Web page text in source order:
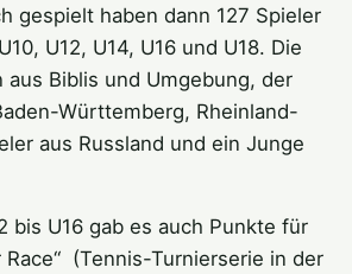
gespielt haben dann 127 Spieler
U12, U14, U16 und U18. Die
aus Biblis und Umgebung, der
Württemberg, Rheinland-
aus Russland und ein Junge
bis U16 gab es auch Punkte für
Race“ (Tennis-Turnierserie in der